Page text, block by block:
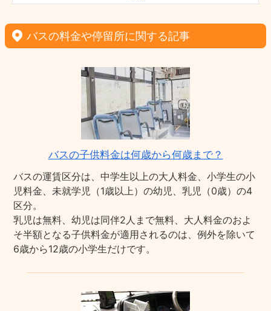
バスの料金や停留所に関する記事
バスの子供料金は何歳から何歳まで？
バスの運賃区分は、中学生以上の大人料金、小学生の小
児料金、未就学児（1歳以上）の幼児、乳児（0歳）の4
区分。
乳児は無料、幼児は同伴2人まで無料、大人料金のおよ
そ半額となる子供料金が適用されるのは、例外を除いて
6歳から12歳の小学生だけです。